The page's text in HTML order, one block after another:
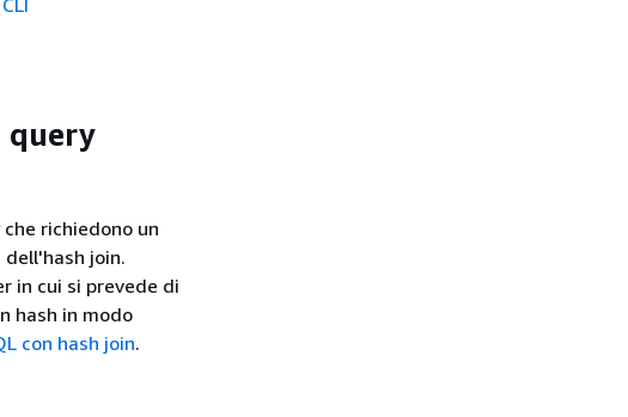
query
richiedono un
join.
in cui si prevede di
hash in modo
con hash join.